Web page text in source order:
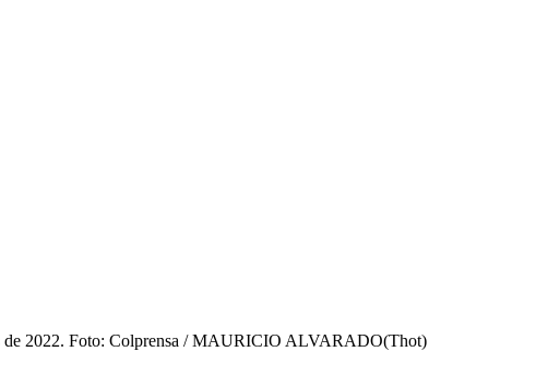
de 2022. Foto: Colprensa / MAURICIO ALVARADO(Thot)